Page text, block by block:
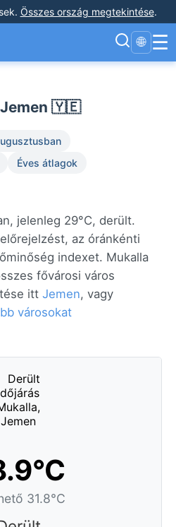
. Összes ország megtekintése.
🌐 ☰
Jemen 🇾🇪
Éves átlagok
jelenleg 29°C, derült.
az óránkénti
indexet. Mukalla
fővárosi város
itt Jemen, vagy
városokat
31.8°C